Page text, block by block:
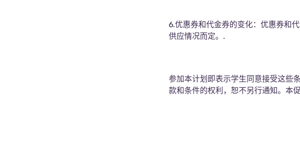
6.优惠券和代金券的变化：优惠券和
供应情况而定。.
参加本计划即表示学生同意接受这些
款和条件的权利，恕不另行通知。本